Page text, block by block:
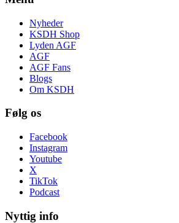
Nyheder
KSDH Shop
Lyden AGF
AGF
AGF Fans
Blogs
Om KSDH
Følg os
Facebook
Instagram
Youtube
X
TikTok
Podcast
Nyttig info